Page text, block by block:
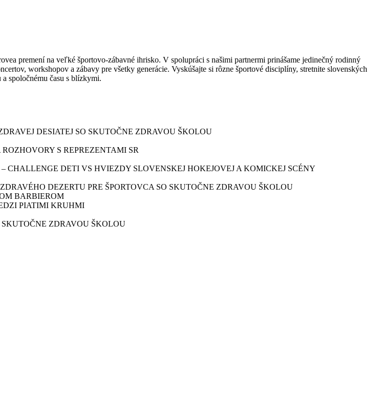
premení na veľké športovo-zábavné ihrisko. V spolupráci s našimi partnermi prinášame jedinečný rodinný
workshopov a zábavy pre všetky generácie. Vyskúšajte si rôzne športové disciplíny, stretnite slovenských
spoločnému času s blízkymi.
DESIATEJ SO SKUTOČNE ZDRAVOU ŠKOLOU
S REPREZENTAMI SR
DETI VS HVIEZDY SLOVENSKEJ HOKEJOVEJ A KOMICKEJ SCÉNY
DEZERTU PRE ŠPORTOVCA SO SKUTOČNE ZDRAVOU ŠKOLOU
BARBIEROM
PIATIMI KRUHMI
ZDRAVOU ŠKOLOU